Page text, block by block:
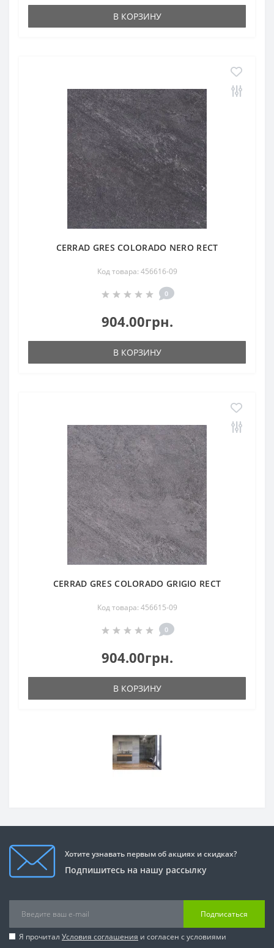
В КОРЗИНУ
CERRAD GRES COLORADO NERO RECT
Код товара: 456616-09
0
904.00грн.
В КОРЗИНУ
CERRAD GRES COLORADO GRIGIO RECT
Код товара: 456615-09
0
904.00грн.
В КОРЗИНУ
Хотите узнавать первым об акциях и скидках?
Подпишитесь на нашу рассылку
Подписаться
Я прочитал Условия соглашения и согласен с условиями